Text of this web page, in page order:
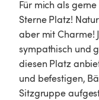
Für mich als
Sterne Platz!
aber mit Charme!
sympathisch und
diesen Platz
und befestigen,
Sitzgruppe